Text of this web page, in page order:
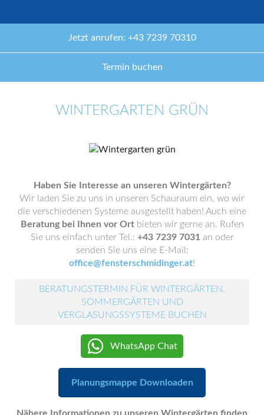
Jetzt anrufen: +43 7239 70310
Termin buchen
WINTERGARTEN GRÜN
Haben Sie Interesse an unseren Wintergärten?
Wir laden Sie zu uns in unseren Schauraum ein, wo wir
die verschiedenen Systeme ausgestellt haben! Auch eine
Beratung bei Ihnen vor Ortbieten wir gerne an. Rufen
Sie uns einfach unter Tel.: +43 7239 7031 an oder
senden Sie uns eine E-Mail:
office@fensterschmidinger.at!
BERATUNGSTERMIN FÜR WINTERGÄRTEN,
SOMMERGÄRTEN UND
VERGLASUNGSSYSTEME BUCHEN
WhatsApp Chat
Planungsmappe Downloaden